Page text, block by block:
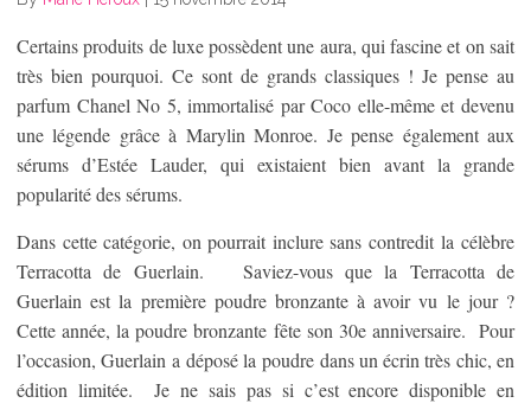
Certains produits de luxe possèdent une aura, qui fascine et on sait
très bien pourquoi. Ce sont de grands classiques ! Je pense au
parfum Chanel No 5, immortalisé par Coco elle-même et devenu
une légende grâce à Marylin Monroe. Je pense également aux
sérums d’Estée Lauder, qui existaient bien avant la grande
popularité des sérums.
Dans cette catégorie, on pourrait inclure sans contredit la célèbre
Terracotta de Guerlain. Saviez-vous que la Terracotta de
Guerlain est la première poudre bronzante à avoir vu le jour ?
Cette année, la poudre bronzante fête son 30eanniversaire. Pour
l’occasion, Guerlain a déposé la poudre dans un écrin très chic, en
édition limitée. Je ne sais pas si c’est encore disponible en